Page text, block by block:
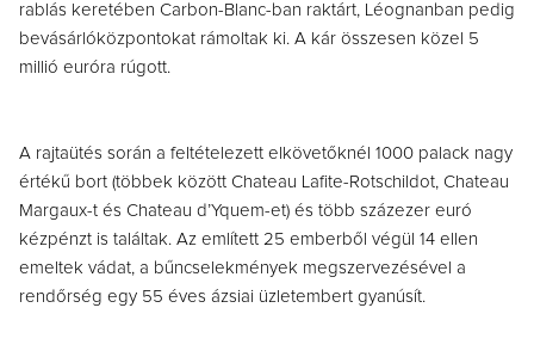
rablás keretében Carbon-Blanc-ban raktárt, Léognanban pedig
bevásárlóközpontokat rámoltak ki. A kár összesen közel 5
millió euróra rúgott.
A rajtaütés során a feltételezett elkövetőknél 1000 palack nagy
értékű bort (többek között Chateau Lafite-Rotschildot, Chateau
Margaux-t és Chateau d’Yquem-et) és több százezer euró
kézpénzt is találtak. Az említett 25 emberből végül 14 ellen
emeltek vádat, a bűncselekmények megszervezésével a
rendőrség egy 55 éves ázsiai üzletembert gyanúsít.